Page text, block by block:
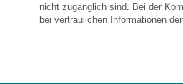
nicht zugänglich sind. Bei der
bei vertraulichen Informationen